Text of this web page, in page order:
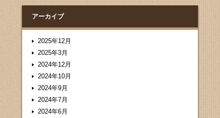
アーカイブ
2025年12月
2025年3月
2024年12月
2024年10月
2024年9月
2024年7月
2024年6月